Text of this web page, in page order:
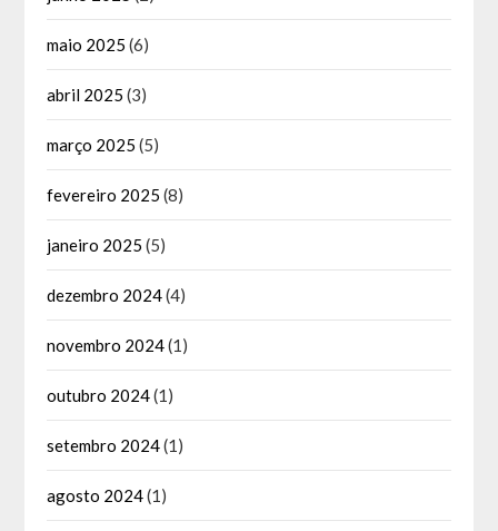
maio 2025 (6)
abril 2025 (3)
março 2025 (5)
fevereiro 2025 (8)
janeiro 2025 (5)
dezembro 2024(4)
novembro 2024(1)
outubro 2024(1)
setembro 2024(1)
agosto 2024(1)